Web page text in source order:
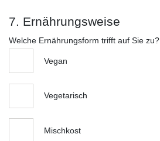
7. Ernährungsweise
Welche Ernährungsform trifft auf Sie zu?
Vegan
Vegetarisch
Mischkost